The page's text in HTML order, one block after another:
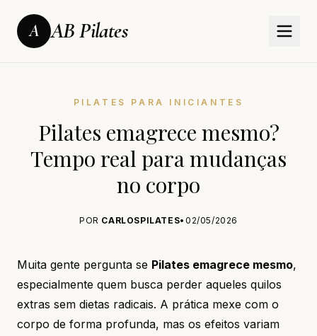
A AB Pilates
PILATES PARA INICIANTES
Pilates emagrece mesmo?
Tempo real para mudanças
no corpo
POR CARLOSPILATES• 02/05/2026
Muita gente pergunta se Pilates emagrece mesmo,
especialmente quem busca perder aqueles quilos
extras sem dietas radicais. A prática mexe com o
corpo de forma profunda, mas os efeitos variam